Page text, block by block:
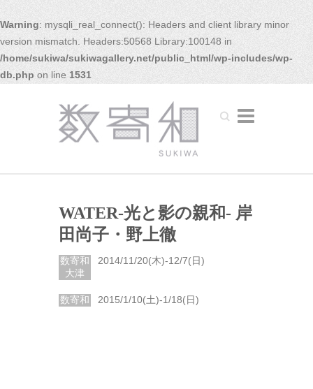
Warning: mysqli_real_connect(): Headers and client library minor
version mismatch. Headers:50568 Library:100148 in
/home/sukiwa/sukiwagallery.net/public_html/wp-includes/wp-
db.php on line 1531
Search
WATER-光と影の親和- 岸
田尚子・野上徹
数寄和
大津
2014/11/20(木)-12/7(日)
数寄和 2015/1/10(土)-1/18(日)